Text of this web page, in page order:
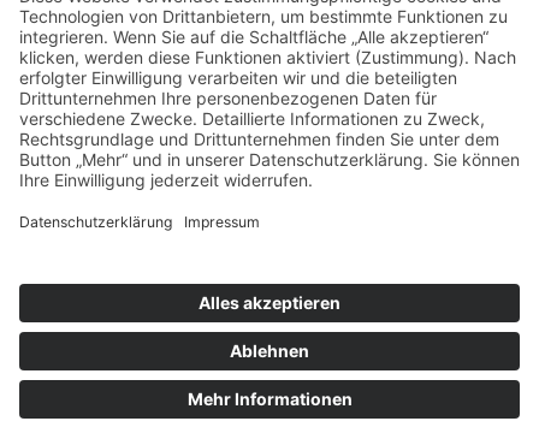
nach oben
Impressum|Datenschutz
Ihnen gefällt, was Sie lesen?
Dann teilen Sie es mit anderen!
X